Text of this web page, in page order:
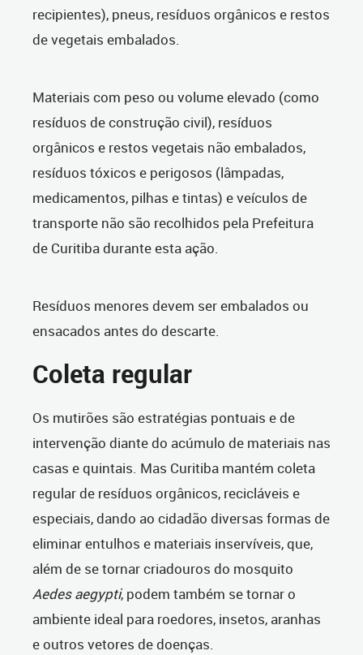
recipientes), pneus, resíduos orgânicos e restos
de vegetais embalados.
Materiais com peso ou volume elevado (como
resíduos de construção civil), resíduos
orgânicos e restos vegetais não embalados,
resíduos tóxicos e perigosos (lâmpadas,
medicamentos, pilhas e tintas) e veículos de
transporte não são recolhidos pela Prefeitura
de Curitiba durante esta ação.
Resíduos menores devem ser embalados ou
ensacados antes do descarte.
Coleta regular
Os mutirões são estratégias pontuais e de
intervenção diante do acúmulo de materiais nas
casas e quintais. Mas Curitiba mantém coleta
regular de resíduos orgânicos, recicláveis e
especiais, dando ao cidadão diversas formas de
eliminar entulhos e materiais inservíveis, que,
além de se tornar criadouros do mosquito
Aedes aegypti, podem também se tornar o
ambiente ideal para roedores, insetos, aranhas
e outros vetores de doenças.